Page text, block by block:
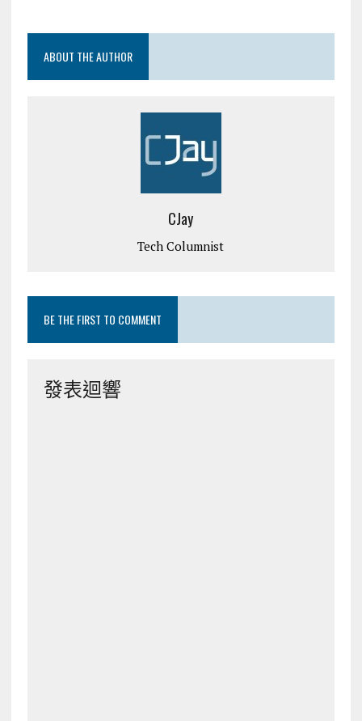
ABOUT THE AUTHOR
CJay
Tech Columnist
BE THE FIRST TO COMMENT
發表迴響